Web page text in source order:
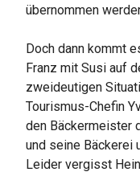
übernommen
Doch dann kommt
Franz mit Susi auf
zweideutigen
Tourismus-Chefin
den Bäckermeister
und seine Bäckerei
Leider vergisst